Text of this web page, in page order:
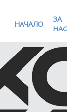
НАЧАЛО
ЗА
НАС